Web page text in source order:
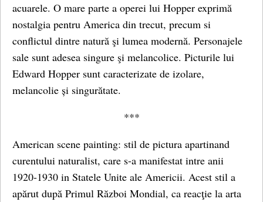
acuarele. O mare parte a operei lui Hopper exprimă
nostalgia pentru America din trecut, precum si
conflictul dintre natură şi lumea modernă. Personajele
sale sunt adesea singure şi melancolice. Picturile lui
Edward Hopper sunt caracterizate de izolare,
melancolie și singurătate.
***
American scene painting: stil de pictura apartinand
curentului naturalist, care s-a manifestat intre anii
1920-1930 in Statele Unite ale Americii. Acest stil a
apărut după Primul Război Mondial, ca reacţie la arta